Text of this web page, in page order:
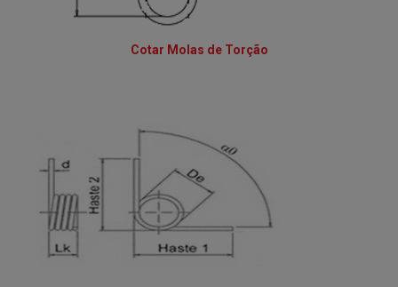
Cotar Molas de Torção